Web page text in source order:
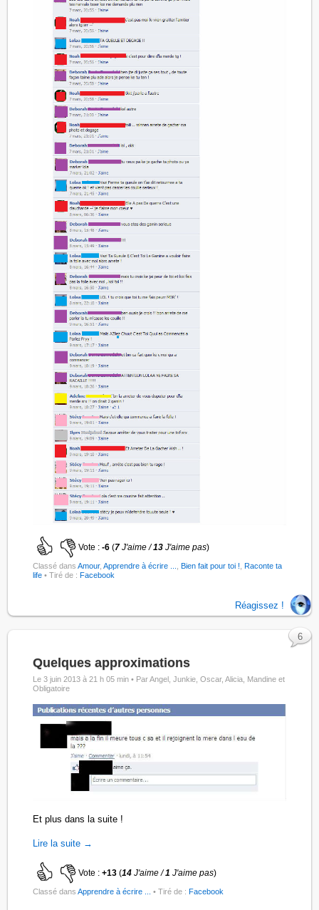
Vote :-6 (7J'aime /13 J'aime pas)
Classé dansAmour,Apprendre à écrire ... ,Bien fait pour toi ! ,Raconte ta
life • Tiré de :Facebook
Réagissez !
Quelques approximations
Le 3 juin 2013 à 21 h 05 min • Par Angel, Junkie, Oscar, Alicia, Mandine et
Obligatoire
Et plus dans la suite !
Lire la suite →
Vote :+13 (14J'aime /1 J'aime pas)
Classé dansApprendre à écrire ...
6
• Tiré de :Facebook